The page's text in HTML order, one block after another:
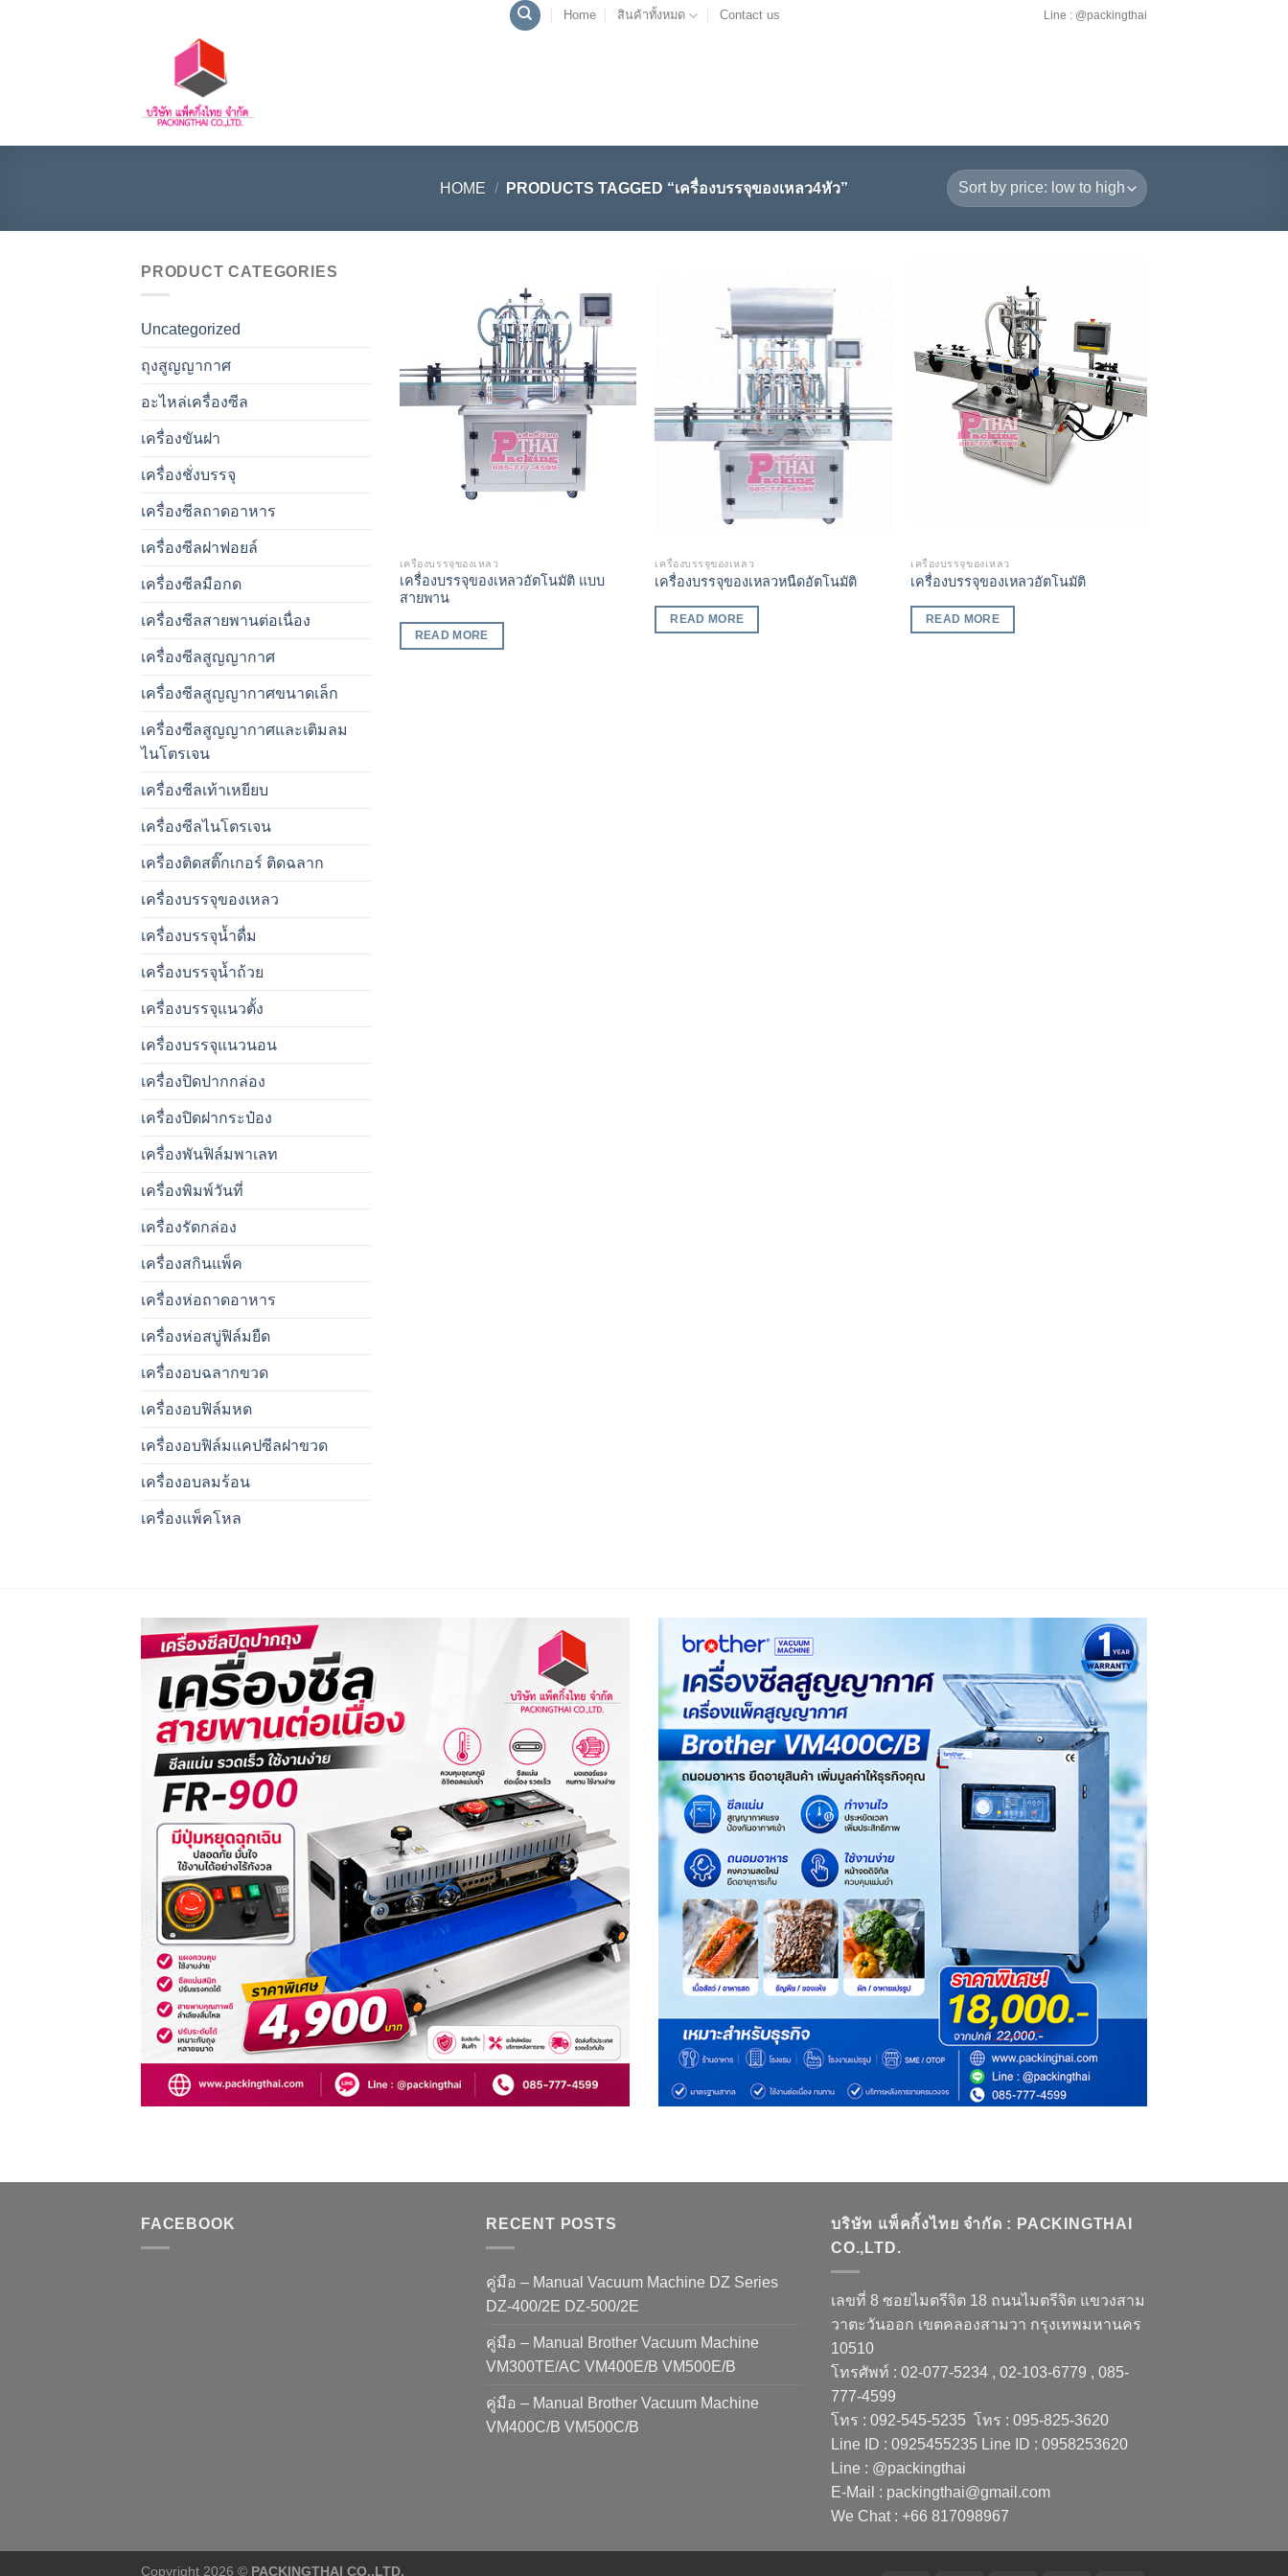
Home สินค้าทั้งหมด Contact us Line : @packingthai
HOME / PRODUCTS TAGGED “เครื่องบรรจุของเหลว4หัว”
PRODUCT CATEGORIES
Uncategorized
ถุงสูญญากาศ
อะไหล่เครื่องซีล
เครื่องขันฝา
เครื่องชั่งบรรจุ
เครื่องซีลถาดอาหาร
เครื่องซีลฝาฟอยล์
เครื่องซีลมือกด
เครื่องซีลสายพานต่อเนื่อง
เครื่องซีลสูญญากาศ
เครื่องซีลสูญญากาศขนาดเล็ก
เครื่องซีลสูญญากาศและเติมลม
ไนโตรเจน
เครื่องซีลเท้าเหยียบ
เครื่องซีลไนโตรเจน
เครื่องติดสติ๊กเกอร์ ติดฉลาก
เครื่องบรรจุของเหลว
เครื่องบรรจุน้ำดื่ม
เครื่องบรรจุน้ำถ้วย
เครื่องบรรจุแนวตั้ง
เครื่องบรรจุแนวนอน
เครื่องปิดปากกล่อง
เครื่องปิดฝากระป๋อง
เครื่องพันฟิล์มพาเลท
เครื่องพิมพ์วันที่
เครื่องรัดกล่อง
เครื่องสกินแพ็ค
เครื่องห่อถาดอาหาร
เครื่องห่อสบู่ฟิล์มยืด
เครื่องอบฉลากขวด
เครื่องอบฟิล์มหด
เครื่องอบฟิล์มแคปซีลฝาขวด
เครื่องอบลมร้อน
เครื่องแพ็คโหล
Add to
Wishlist
เครื่องบรรจุของเหลว
เครื่องบรรจุของเหลวอัตโนมัติ แบบ
สายพาน
READ MORE
เครื่องบรรจุของเหลว
เครื่องบรรจุของเหลวหนืดอัตโนมัติ
READ MORE
Wishlist
เครื่องบรรจุของเหลว
เครื่องบรรจุของเหลวอัตโนมัติ
READ MORE
FACEBOOK RECENT POSTS
คู่มือ – Manual Vacuum Machine DZ Series
DZ-400/2E DZ-500/2E
คู่มือ – Manual Brother Vacuum Machine
VM300TE/AC VM400E/B VM500E/B
คู่มือ – Manual Brother Vacuum Machine
VM400C/B VM500C/B
บริษัท แพ็คกิ้งไทย จำกัด : PACKINGTHAI
CO.,LTD.
เลขที่ 8 ซอยไมตรีจิต 18 ถนนไมตรีจิต แขวงสาม
วาตะวันออก เขตคลองสามวา กรุงเทพมหานคร
10510
โทรศัพท์ : 02-077-5234 , 02-103-6779 , 085-
777-4599
โทร : 092-545-5235 โทร : 095-825-3620
Line ID : 0925455235 Line ID : 0958253620
Line : @packingthai
E-Mail : packingthai@gmail.com
We Chat : +66 817098967
Copyright 2026 © PACKINGTHAI CO.,LTD.